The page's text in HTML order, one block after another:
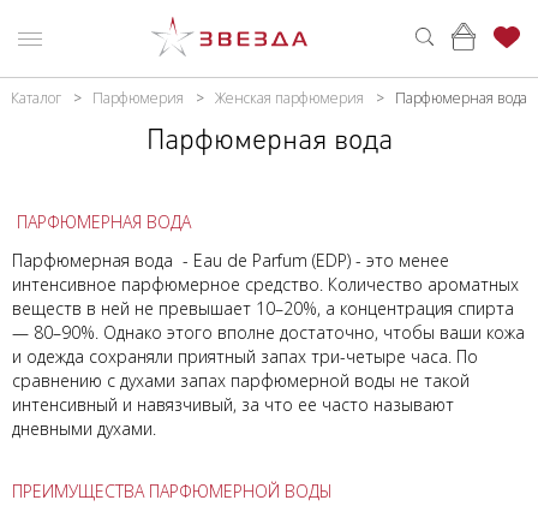
ВОЙТИ
КОНТАКТЫ
АДРЕСА
МАГАЗИНОВ
Каталог
МАКИЯЖ
УХОД
АКСЕССУАРЫ
МУЖЧИНАМ
НАБОРЫ
Каталог Парфюмерия Женская парфюмерия Парфюмерная вода
Парфюмерная вода
ПАРФЮМЕРНАЯ ВОДА
Парфюмерная вода - Eau de Parfum (EDP) - это менее
интенсивное парфюмерное средство. Количество ароматных
веществ в ней не превышает 10–20%, а концентрация спирта
— 80–90%. Однако этого вполне достаточно, чтобы ваши кожа
и одежда сохраняли приятный запах три-четыре часа. По
сравнению с духами запах парфюмерной воды не такой
интенсивный и навязчивый, за что ее часто называют
дневными духами.
ПРЕИМУЩЕСТВА ПАРФЮМЕРНОЙ ВОДЫ
От До
Брэнд
ANGEL